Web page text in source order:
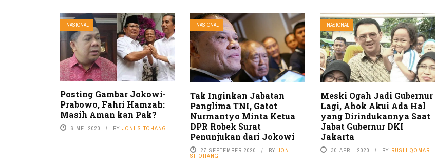
NASIONAL
Posting Gambar Jokowi-
Prabowo, Fahri Hamzah:
Masih Aman kan Pak?
6 MEI 2020 BY JONI SITOHANG
NASIONAL
Tak Inginkan Jabatan
Panglima TNI, Gatot
Nurmantyo Minta Ketua
DPR Robek Surat
Penunjukan dari Jokowi
27 SEPTEMBER 2020 BYJONI
SITOHANG
NASIONAL
Meski Ogah Jadi Gubernur
Lagi, Ahok Akui Ada Hal
yang Dirindukannya Saat
Jabat Gubernur DKI
Jakarta
30 APRIL 2020 BY RUSLI QOMAR